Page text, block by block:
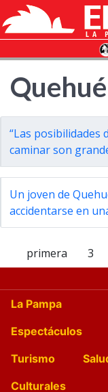
Quehué
“Las posibilidades
caminar son
Un joven de
accidentarse en
primera 3
La Pampa
Espectáculos
Turismo
Culturales